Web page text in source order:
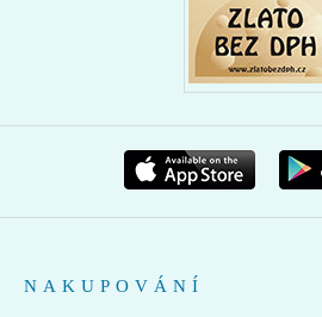
NAKUPOVÁNÍ